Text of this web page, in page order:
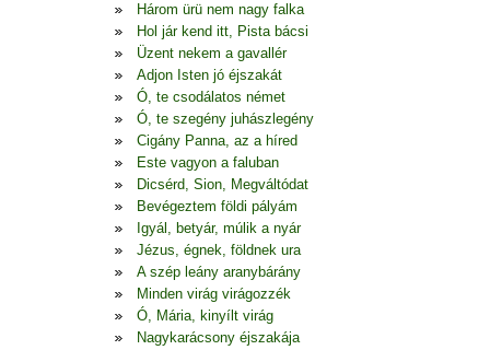
Három ürü nem nagy falka
Hol jár kend itt, Pista bácsi
Üzent nekem a gavallér
Adjon Isten jó éjszakát
Ó, te csodálatos német
Ó, te szegény juhászlegény
Cigány Panna, az a híred
Este vagyon a faluban
Dicsérd, Sion, Megváltódat
Bevégeztem földi pályám
Igyál, betyár, múlik a nyár
Jézus, égnek, földnek ura
A szép leány aranybárány
Minden virág virágozzék
Ó, Mária, kinyílt virág
Nagykarácsony éjszakája